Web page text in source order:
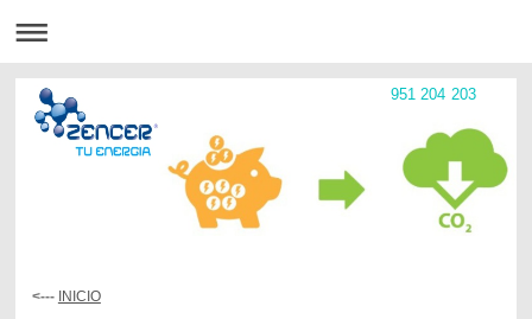
951 204 203
<--- INICIO